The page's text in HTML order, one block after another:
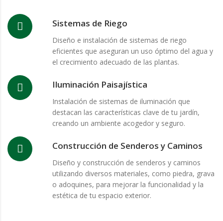
Sistemas de Riego
Diseño e instalación de sistemas de riego
eficientes que aseguran un uso óptimo del agua y
el crecimiento adecuado de las plantas.
Iluminación Paisajística
Instalación de sistemas de iluminación que
destacan las características clave de tu jardín,
creando un ambiente acogedor y seguro.
Construcción de Senderos y Caminos
Diseño y construcción de senderos y caminos
utilizando diversos materiales, como piedra, grava
o adoquines, para mejorar la funcionalidad y la
estética de tu espacio exterior.